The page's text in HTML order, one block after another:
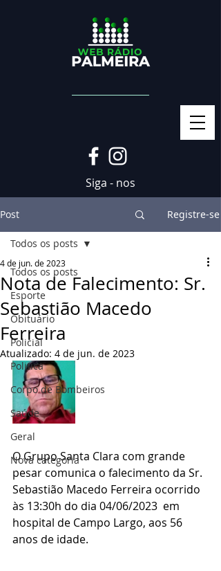
Siga - nos
Post Registre-se
Todos os posts
Esporte
Obituário
Policial
Politica
Corpo de Bombeiros
Saúde
Geral
Nova categoria
Todos os posts
Nota de Falecimento: Sr.
Sebastião Macedo
Ferreira
4 de jun. de 2023
Atualizado: 4 de jun. de 2023
O Grupo Santa Clara com grande
pesar comunica o falecimento da Sr.
Sebastião Macedo Ferreira ocorrido
às 13:30h do dia 04/06/2023  em
hospital de Campo Largo, aos 56
anos de idade.